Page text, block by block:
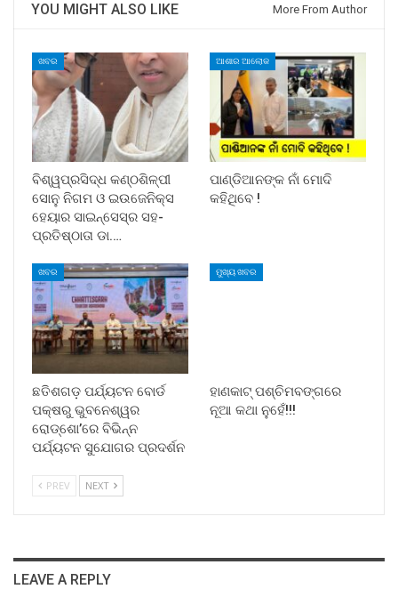
YOU MIGHT ALSO LIKE More From Author
ଖବର
ବିଶ୍ୱପ୍ରସିଦ୍ଧ କଣ୍ଠଶିଳ୍ପୀ
ସୋନୁ ନିଗମ ଓ ଇଉଜେନିକ୍ସ
ହେୟାର ସାଇନ୍ସେସ୍ର ସହ-
ପ୍ରତିଷ୍ଠାତା ଡା.…
ଆଶାର ଆଲୋକ
ପାଣ୍ଡିଆନଙ୍କ ନାଁ ମୋଦି
କହିଥିବେ !
ଖବର
ଛତିଶଗଡ଼ ପର୍ଯ୍ୟଟନ ବୋର୍ଡ
ପକ୍ଷରୁ ଭୁବନେଶ୍ୱର
ରୋଡ୍‌ଶୋ’ରେ ବିଭିନ୍ନ
ପର୍ଯ୍ୟଟନ ସୁଯୋଗର ପ୍ରଦର୍ଶନ
ମୁଖ୍ୟ ଖବର
ହାଣକାଟ୍‌ ପଶ୍ଚିମବଙ୍ଗରେ
ନୂଆ କଥା ନୁହେଁ!!!
PREV NEXT
LEAVE A REPLY